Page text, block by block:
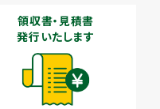
領収書・見積書
発行いたします